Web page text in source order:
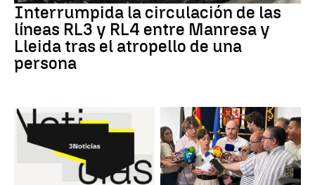
Interrumpida la circulación de las
líneas RL3 y RL4 entre Manresa y
Lleida tras el atropello de una
persona
Crisis migratoria